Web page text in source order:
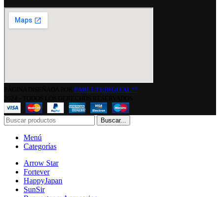
PABLETEDIGITAL™
Buscar...
Menú
Categorías
Arrow Star
Fortever
HappyJapan
SunSir